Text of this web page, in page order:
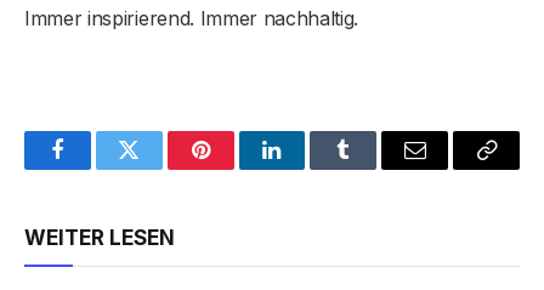
Immer inspirierend. Immer nachhaltig.
FacebookTwitter PinterestLinkedInTumblr Email
Copy
WEITER LESEN